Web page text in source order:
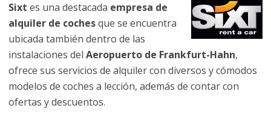
Sixt es una destacada empresa de
alquiler de cochesque se encuentra
ubicada también dentro de las
instalaciones del Aeropuerto de Frankfurt-Hahn,
ofrece sus servicios de alquiler con diversos y cómodos
modelos de coches a lección, además de contar con
ofertas y descuentos.